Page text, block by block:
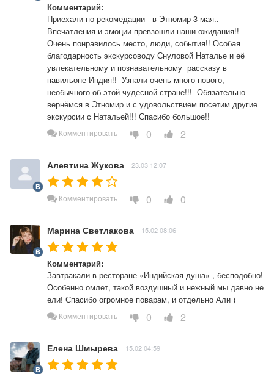
Комментарий:
Приехали по рекомедации   в Этномир 3 мая..
Впечатления и эмоции превзошли наши ожидания!!
Очень понравилось место, люди, события!! Особая
благодарность экскурсоводу Снуловой Наталье и её
увлекательному и познавательному  рассказу в
павильоне Индия!!  Узнали очень много нового,
необычного об этой чудесной стране!!!  Обязательно
вернёмся в Этномир и с удовольствием посетим другие
экскурсии с Натальей!!! Спасибо большое!!
Комментировать 0 2
Алевтина Жукова 23.03 12:07
Комментировать 0 0
Марина Светлакова 15.02 08:06
Комментарий:
Завтракали в ресторане «Индийская душа» , бесподобно!
Особенно омлет, такой воздушный и нежный мы давно не
ели! Спасибо огромное поварам, и отдельно Али )
Комментировать 0 2
Елена Шмырева 15.02 04:59